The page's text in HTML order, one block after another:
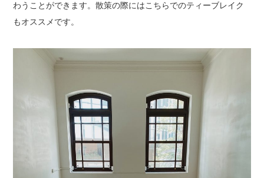
わうことができます。散策の際にはこちらでのティーブレイク
もオススメです。